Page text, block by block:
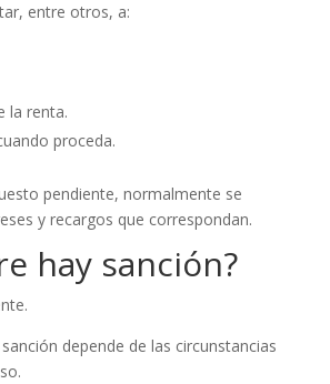
entre otros, a:
la renta.
proceda.
pendiente, normalmente se
y recargos que correspondan.
hay sanción?
depende de las circunstancias